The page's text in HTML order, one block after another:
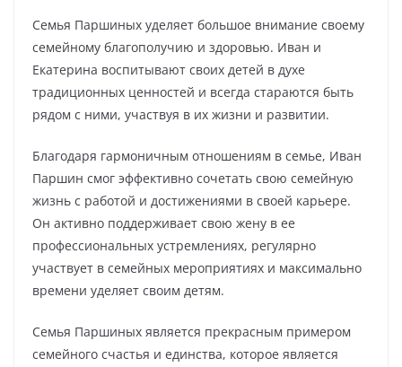
Семья Паршиных уделяет большое внимание своему
семейному благополучию и здоровью. Иван и
Екатерина воспитывают своих детей в духе
традиционных ценностей и всегда стараются быть
рядом с ними, участвуя в их жизни и развитии.
Благодаря гармоничным отношениям в семье, Иван
Паршин смог эффективно сочетать свою семейную
жизнь с работой и достижениями в своей карьере.
Он активно поддерживает свою жену в ее
профессиональных устремлениях, регулярно
участвует в семейных мероприятиях и максимально
времени уделяет своим детям.
Семья Паршиных является прекрасным примером
семейного счастья и единства, которое является